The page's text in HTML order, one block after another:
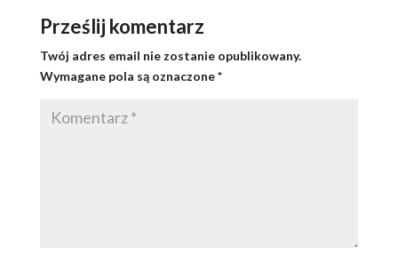
Prześlij komentarz
Twój adres email nie zostanie opublikowany.
Wymagane pola są oznaczone*